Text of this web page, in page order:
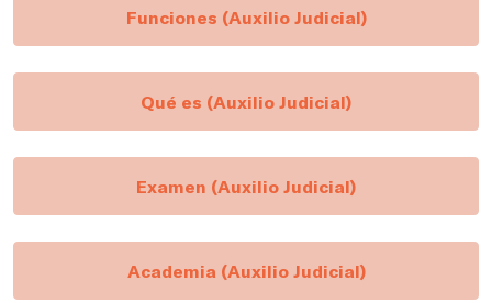
Funciones (Auxilio Judicial)
Qué es (Auxilio Judicial)
Examen (Auxilio Judicial)
Academia (Auxilio Judicial)